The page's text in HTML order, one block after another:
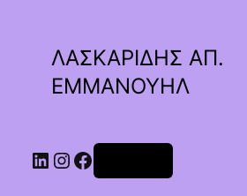
ΛΑΣΚΑΡΙΔΗΣ ΑΠ.
ΕΜΜΑΝΟΥΗΛ
Linkedin
Instagram
Facebook